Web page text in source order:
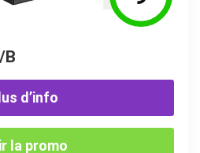
B
d’info
la promo